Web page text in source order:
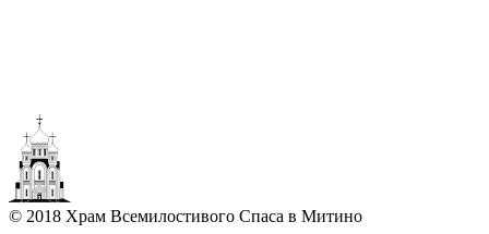
© 2018 Храм Всемилостивого Спаса в Митино